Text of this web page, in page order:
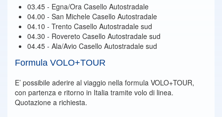
03.45 - Egna/Ora Casello Autostradale
04.00 - San Michele Casello Autostradale
04.10 - Trento Casello Autostradale sud
04.30 - Rovereto Casello Autostradale sud
04.45 - Ala/Avio Casello Autostradale sud
Formula VOLO+TOUR
E’ possibile aderire al viaggio nella formula VOLO+TOUR,
con partenza e ritorno in Italia tramite volo di linea.
Quotazione a richiesta.